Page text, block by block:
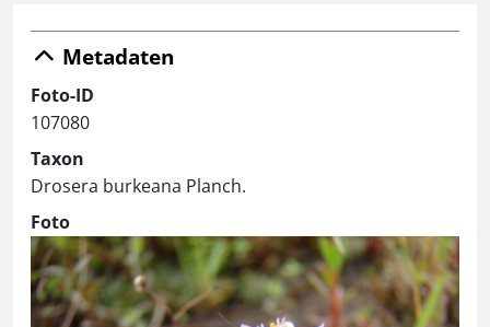
Metadaten
Foto-ID
107080
Taxon
Drosera burkeana Planch.
Foto